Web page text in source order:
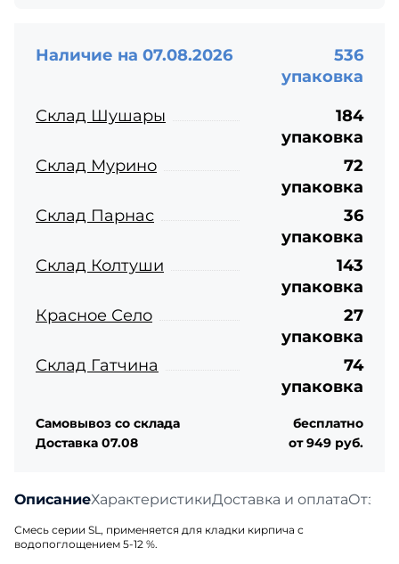
ОписаниеХарактеристикиДоставка и оплата
Смесь серии SL, применяется для кладки кирпича с
водопоглощением 5-12 %.
Наличие на 07.08.2026
536
упаковка
Склад Шушары
184
упаковка
Склад Мурино
72
упаковка
Склад Парнас
36
упаковка
Склад Колтуши
143
упаковка
Красное Село
27
упаковка
Склад Гатчина
74
упаковка
Самовывоз со склада
бесплатно
Доставка 07.08
от 949 руб.